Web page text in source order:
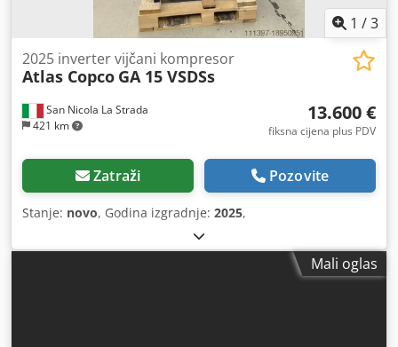
1 /3
San Nicola La Strada
421 km
2025 inverter vijčani kompresor
Atlas Copco GA 15 VSDSs
13.600 €
fiksna cijena plus PDV
Zatraži Pozovite
Stanje: novo, Godina izgradnje: 2025,
Mali oglas